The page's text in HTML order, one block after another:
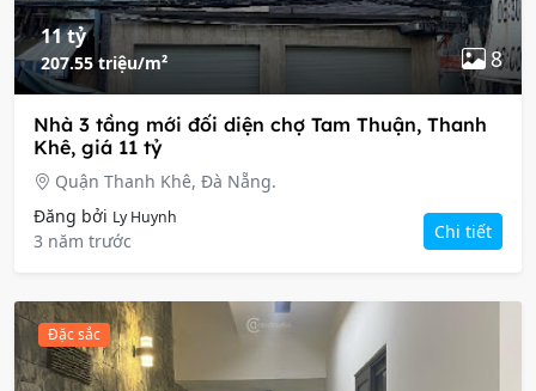
11 tỷ
207.55 triệu/m² 8
Nhà 3 tầng mới đối diện chợ Tam Thuận, Thanh
Khê, giá 11 tỷ
Quận Thanh Khê, Đà Nẵng.
Đăng bởi Ly Huynh
3 năm trước Chi tiết
Đặc sắc